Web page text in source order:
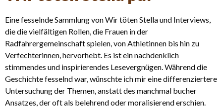
Eine fesselnde Sammlung von Wir töten Stella und Interviews,
die die vielfältigen Rollen, die Frauen in der
Radfahrergemeinschaft spielen, von Athletinnen bis hin zu
Verfechterinnen, hervorhebt. Es ist ein nachdenklich
stimmendes und inspirierendes Lesevergnügen. Während die
Geschichte fesselnd war, wünschte ich mir eine differenziertere
Untersuchung der Themen, anstatt des manchmal bucher
Ansatzes, der oft als belehrend oder moralisierend erschien.